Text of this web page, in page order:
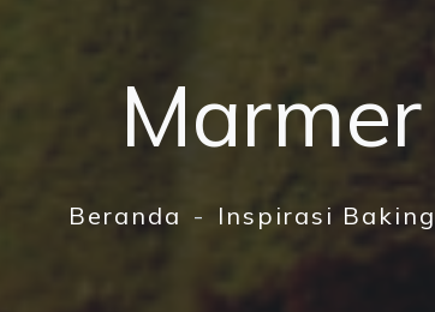
Beranda Inspirasi Baking